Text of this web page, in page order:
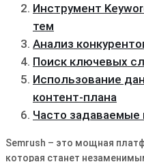
Инструмент
тем
Анализ
Поиск ключевых
Использование
контент-плана
Часто задаваемые
Semrush – это мощная
которая станет